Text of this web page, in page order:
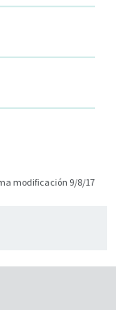
modificación 9/8/17